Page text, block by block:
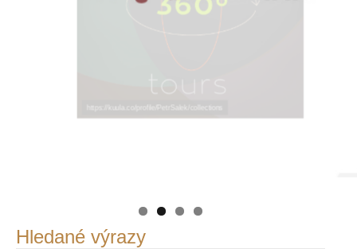
Hledané výrazy